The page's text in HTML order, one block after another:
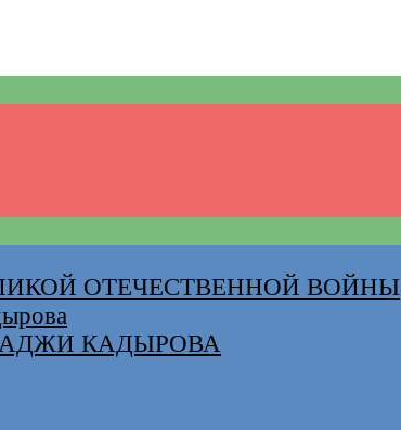
ОТЕЧЕСТВЕННОЙ ВОЙНЫ
КАДЫРОВА